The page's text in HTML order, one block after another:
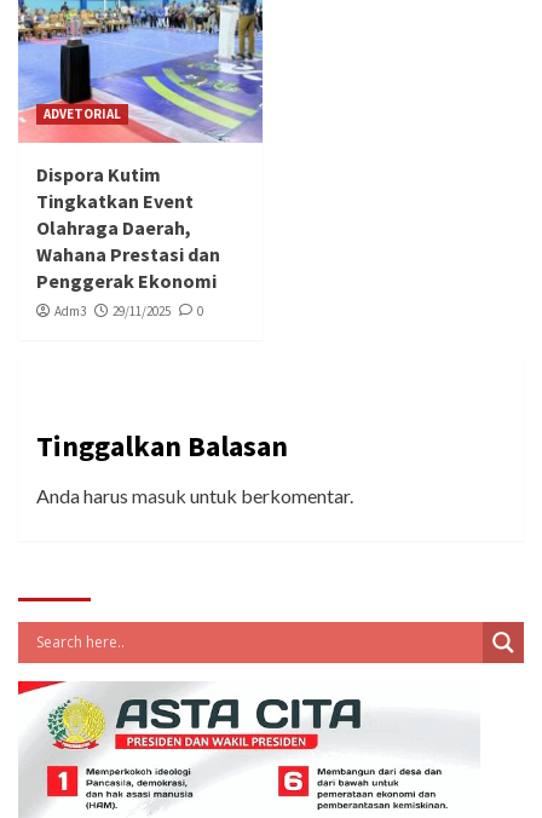
ADVETORIAL
Dispora Kutim
Tingkatkan Event
Olahraga Daerah,
Wahana Prestasi dan
Penggerak Ekonomi
Adm3 29/11/2025 0
Tinggalkan Balasan
Anda harus masuk untuk berkomentar.